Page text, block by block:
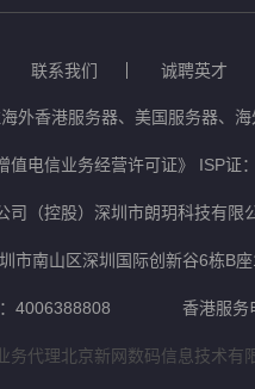
联系我们 诚聘英才
外香港服务器、美国服务器、
值电信业务经营许可证》 ISP证：
司（控股）深圳市朗玥科技有限
市南山区深圳国际创新谷6栋B
4006388808 香港服务
务代理北京新网数码信息技术有